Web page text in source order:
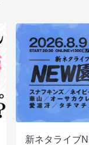
新ネタライブ